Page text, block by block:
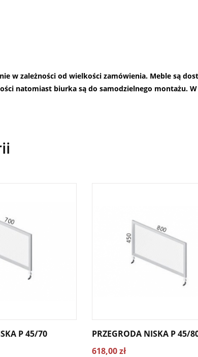
w zależności od wielkości zamówienia. Meble są
natomiast biurka są do samodzielnego montażu.
P 45/70
PRZEGRODA NISKA P 45/
618,00 zł